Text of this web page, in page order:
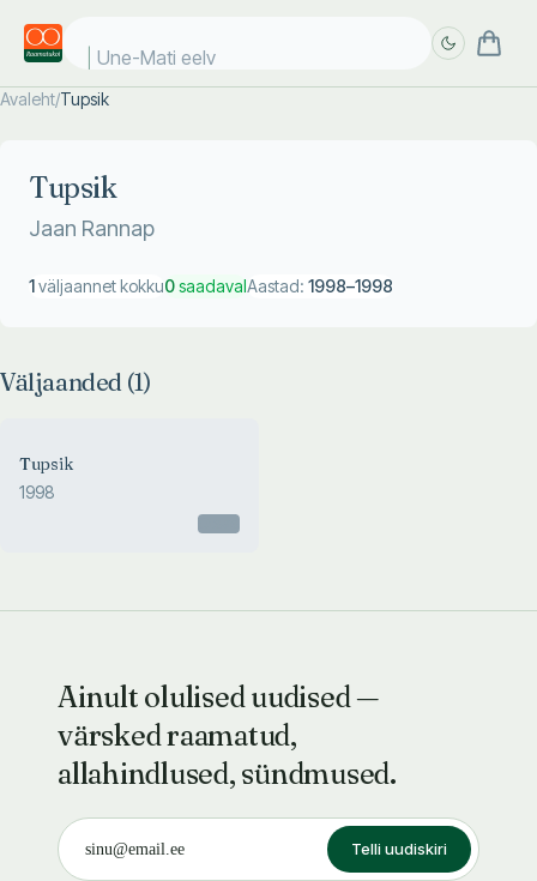
Une-Mati eelvi
Avaleht/Tupsik
Tupsik
Jaan Rannap
1väljaannet kokku0saadavalAastad: 1998–1998
Väljaanded (1)
Tupsik
1998
Ainult olulised uudised —
värsked raamatud,
allahindlused, sündmused.
Telli uudiskiri